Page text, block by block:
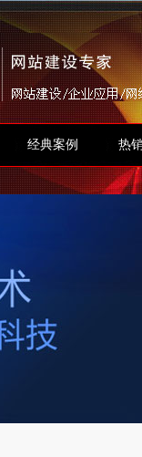
经典案例 热